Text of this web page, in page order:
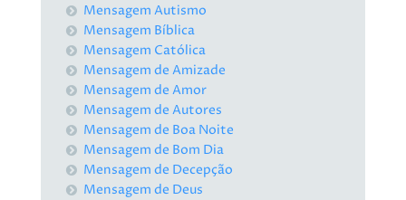
Mensagem Autismo
Mensagem Bíblica
Mensagem Católica
Mensagem de Amizade
Mensagem de Amor
Mensagem de Autores
Mensagem de Boa Noite
Mensagem de Bom Dia
Mensagem de Decepção
Mensagem de Deus